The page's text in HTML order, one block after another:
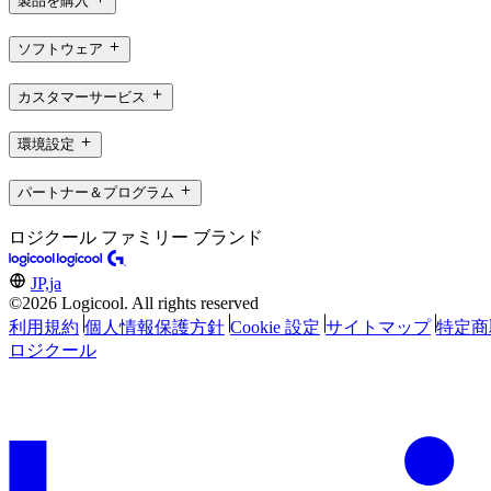
ソフトウェア
カスタマーサービス
環境設定
パートナー＆プログラム
ロジクール ファミリー ブランド
JP,ja
©2026 Logicool. All rights reserved
利用規約 個人情報保護方針 Cookie 設定 サイトマップ 特定
ロジクール